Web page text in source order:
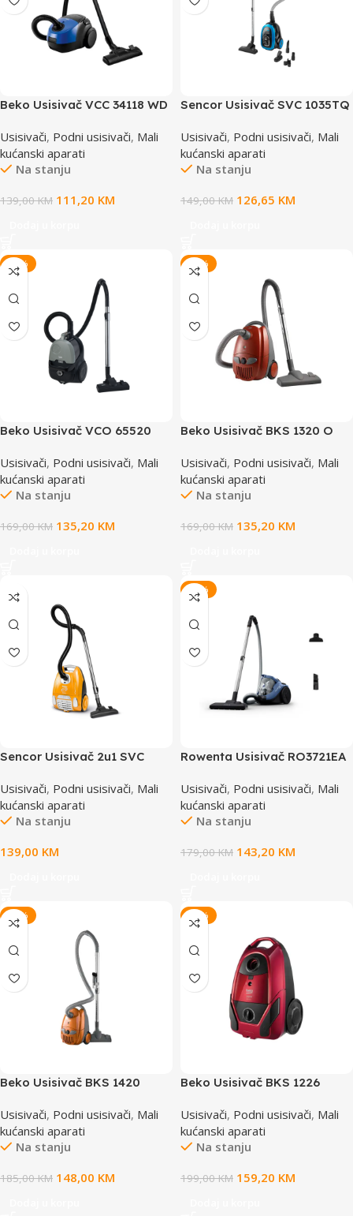
Beko Usisivač VCC 34118 WD
Usisivači, Podni usisivači, Mali
kućanski aparati
Na stanju
139,00KM 111,20 KM
Sencor Usisivač SVC 1035TQ
Usisivači, Podni usisivači, Mali
kućanski aparati
Na stanju
149,00KM 126,65 KM
-20%
Beko Usisivač VCO 65520
Usisivači, Podni usisivači, Mali
kućanski aparati
Na stanju
169,00KM 135,20 KM
-20%
Beko Usisivač BKS 1320 O
Usisivači, Podni usisivači, Mali
kućanski aparati
Na stanju
169,00KM 135,20 KM
Sencor Usisivač 2u1 SVC
Usisivači, Podni usisivači, Mali
kućanski aparati
Na stanju
139,00 KM
-20%
Rowenta Usisivač RO3721EA
Usisivači, Podni usisivači, Mali
kućanski aparati
Na stanju
179,00KM 143,20 KM
-20%
Beko Usisivač BKS 1420
Usisivači, Podni usisivači, Mali
kućanski aparati
Na stanju
185,00KM 148,00 KM
-20%
Beko Usisivač BKS 1226
Usisivači, Podni usisivači, Mali
kućanski aparati
Na stanju
199,00KM 159,20 KM